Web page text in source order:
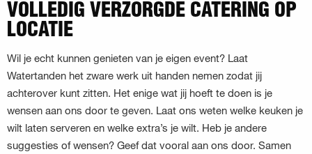
VOLLEDIG VERZORGDE CATERING OP
LOCATIE
Wil je echt kunnen genieten van je eigen event? Laat
Watertanden het zware werk uit handen nemen zodat jij
achterover kunt zitten. Het enige wat jij hoeft te doen is je
wensen aan ons door te geven. Laat ons weten welke keuken je
wilt laten serveren en welke extra’s je wilt. Heb je andere
suggesties of wensen? Geef dat vooral aan ons door. Samen